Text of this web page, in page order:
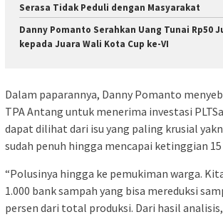
Serasa Tidak Peduli dengan Masyarakat
Danny Pomanto Serahkan Uang Tunai Rp50
kepada Juara Wali Kota Cup ke-VI
Dalam paparannya, Danny Pomanto
TPA Antang untuk menerima investasi
dapat dilihat dari isu yang paling krusial
sudah penuh hingga mencapai ketinggian
“Polusinya hingga ke pemukiman warga.
1.000 bank sampah yang bisa mereduksi
persen dari total produksi. Dari hasil